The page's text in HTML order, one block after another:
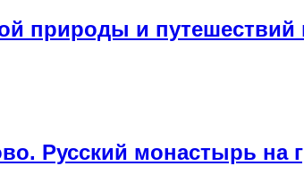
природы и путешествий
Русский монастырь на